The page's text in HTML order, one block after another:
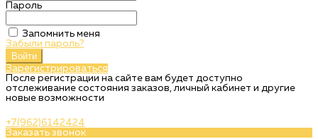
Пароль
Запомнить меня
Забыли пароль?
Войти
Зарегистрироваться
После регистрации на сайте вам будет доступно
отслеживание состояния заказов, личный кабинет и другие
новые возможности
+7(962)6142424
Заказать звонок